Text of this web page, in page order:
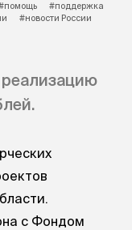
#поддержка
#новости России
с Фондом